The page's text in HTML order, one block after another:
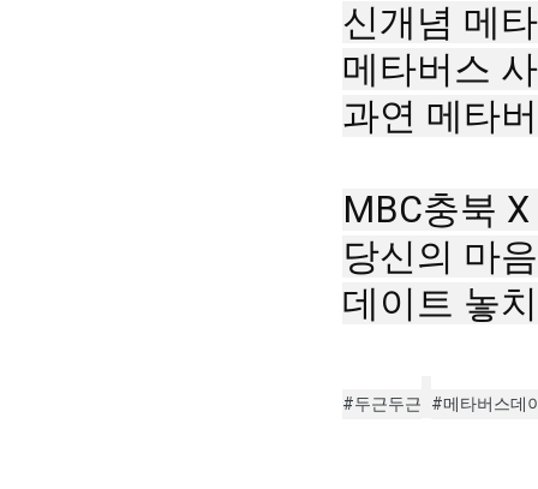
신개념 메
메타버스
과연 메타
MBC충북
당신의 마
데이트 놓
#두근두근 #메타버스데